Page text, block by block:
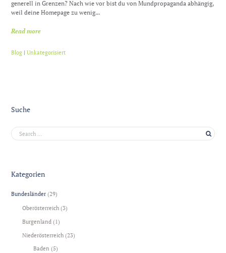
generell in Grenzen? Nach wie vor bist du von Mundpropaganda abhängig,
weil deine Homepage zu wenig...
Read more
Blog |Unkategorisiert
Suche
Kategorien
Bundesländer (29)
Oberösterreich (3)
Burgenland (1)
Niederösterreich (23)
Baden (5)